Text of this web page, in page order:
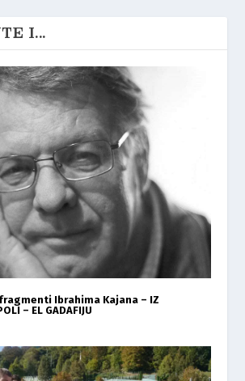
I...
Ibrahima Kajana – IZ
– EL GADAFIJU